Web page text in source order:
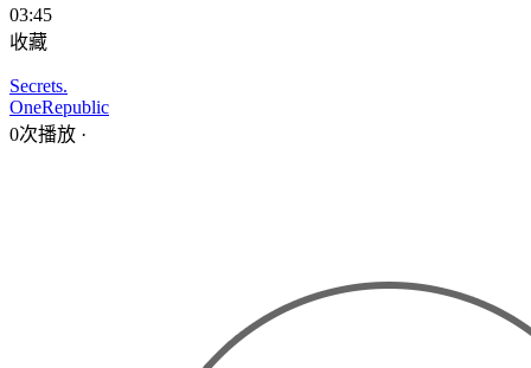
03:45
收藏
Secrets.
OneRepublic
0次播放 ·